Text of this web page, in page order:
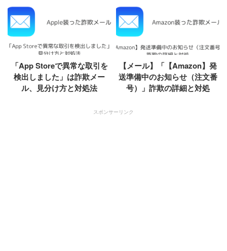
「App Storeで異常な取引を
検出しました」は詐欺メー
ル、見分け方と対処法
【メール】「【Amazon】発
送準備中のお知らせ（注文番
号）」詐欺の詳細と対処
スポンサーリンク